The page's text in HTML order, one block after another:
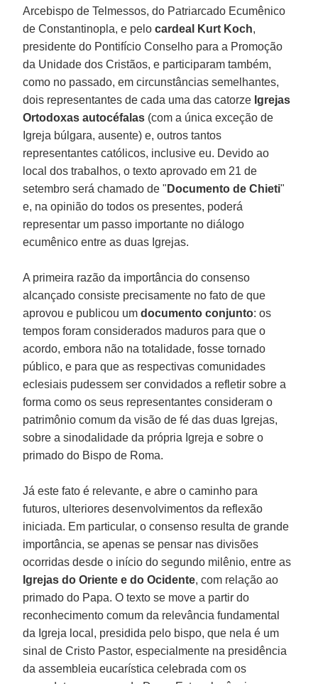
Arcebispo de Telmessos, do Patriarcado Ecumênico
de Constantinopla, e pelocardeal Kurt Koch,
presidente do Pontifício Conselho para a Promoção
da Unidade dos Cristãos, e participaram também,
como no passado, em circunstâncias semelhantes,
dois representantes de cada uma das catorze Igrejas
Ortodoxas autocéfalas (com a única exceção de
Igreja búlgara, ausente) e, outros tantos
representantes católicos, inclusive eu. Devido ao
local dos trabalhos, o texto aprovado em 21 de
setembro será chamado de " Documento de Chieti"
e, na opinião do todos os presentes, poderá
representar um passo importante no diálogo
ecumênico entre as duas Igrejas.
A primeira razão da importância do consenso
alcançado consiste precisamente no fato de que
aprovou e publicou um documento conjunto: os
tempos foram considerados maduros para que o
acordo, embora não na totalidade, fosse tornado
público, e para que as respectivas comunidades
eclesiais pudessem ser convidados a refletir sobre a
forma como os seus representantes consideram o
patrimônio comum da visão de fé das duas Igrejas,
sobre a sinodalidade da própria Igreja e sobre o
primado do Bispo de Roma.
Já este fato é relevante, e abre o caminho para
futuros, ulteriores desenvolvimentos da reflexão
iniciada. Em particular, o consenso resulta de grande
importância, se apenas se pensar nas divisões
ocorridas desde o início do segundo milênio, entre as
Igrejas do Oriente e do Ocidente, com relação ao
primado do Papa. O texto se move a partir do
reconhecimento comum da relevância fundamental
da Igreja local, presidida pelo bispo, que nela é um
sinal de Cristo Pastor, especialmente na presidência
da assembleia eucarística celebrada com os